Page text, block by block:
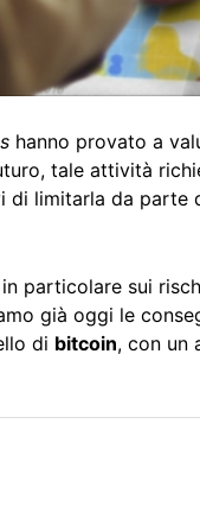
hanno provato a
tale attività
di limitarla da
particolare sui
già oggi le
di bitcoin, con un